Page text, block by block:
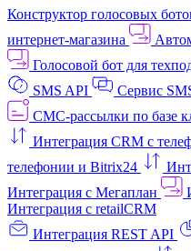
Конструктор голосовых
интернет‑магазина
Голосовой бот для
SMS API
Сервис
СМС-рассылки по базе
Интеграция CRM с
телефонии и Bitrix24
Интеграция с Мегаплан
Интеграция с retailCRM
Интеграция REST API